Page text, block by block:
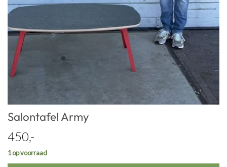
Salontafel Army
450,-
1 op voorraad